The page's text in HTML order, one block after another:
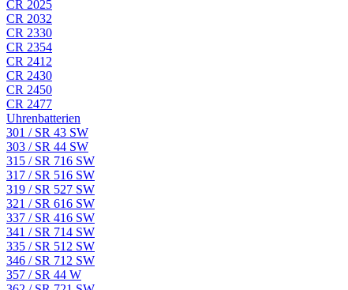
CR 2025
CR 2032
CR 2330
CR 2354
CR 2412
CR 2430
CR 2450
CR 2477
Uhrenbatterien
301 / SR 43 SW
303 / SR 44 SW
315 / SR 716 SW
317 / SR 516 SW
319 / SR 527 SW
321 / SR 616 SW
337 / SR 416 SW
341 / SR 714 SW
335 / SR 512 SW
346 / SR 712 SW
357 / SR 44 W